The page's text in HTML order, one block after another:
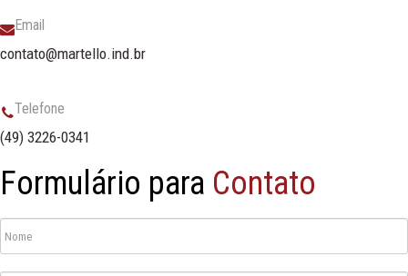
Email
contato@martello.ind.br
Telefone
(49) 3226-0341
Formulário para Contato